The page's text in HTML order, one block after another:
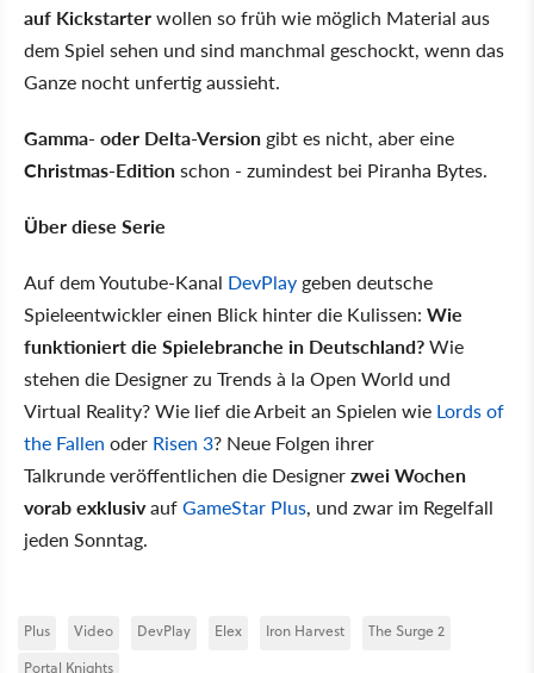
auf Kickstarterwollen so früh wie möglich Material aus
dem Spiel sehen und sind manchmal geschockt, wenn das
Ganze nocht unfertig aussieht.
Gamma- oder Delta-Version gibt es nicht, aber eine
Christmas-Editionschon - zumindest bei Piranha Bytes.
Über diese Serie
Auf dem Youtube-Kanal DevPlay geben deutsche
Spieleentwickler einen Blick hinter die Kulissen: Wie
funktioniert die Spielebranche in Deutschland?Wie
stehen die Designer zu Trends à la Open World und
Virtual Reality? Wie lief die Arbeit an Spielen wie Lords of
the Fallen oder Risen 3? Neue Folgen ihrer
Talkrunde veröffentlichen die Designerzwei Wochen
vorab exklusivaufGameStar Plus, und zwar im Regelfall
jeden Sonntag.
Plus Video DevPlay Elex Iron Harvest
The Surge 2
Portal Knights